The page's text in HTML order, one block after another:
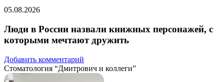
05.08.2026
Люди в России назвали книжных персонажей, с
которыми мечтают дружить
Добавить комментарий
Стоматология “Дмитрович и коллеги”